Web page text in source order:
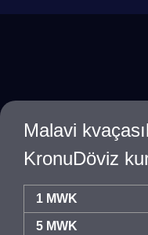
Malavi
KronuDöviz
1 MWK
5 MWK